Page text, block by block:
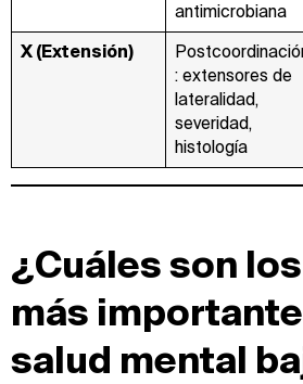
antimicrobiana
X (Extensión)
: extensores de
lateralidad,
severidad,
histología
¿Cuáles son
más
salud mental